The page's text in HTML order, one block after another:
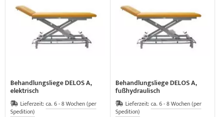
Behandlungsliege DELOS A,
elektrisch
Lieferzeit: ca. 6 - 8 Wochen (per
Spedition)
Behandlungsliege DELOS A,
fußhydraulisch
Lieferzeit: ca. 6 - 8 Wochen (per
Spedition)
& Schädel
Gel
Posturmed & Proprio-Swing
Vintage Series
Hedge Hock (NEU IM SORTIMENT)
Elasko (NEU IM SORTIMENT)
& Zubehör
Vertikalzug
Trainingstische